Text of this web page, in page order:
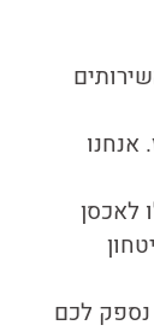
אנחנו
לאכסן
נספק לכם